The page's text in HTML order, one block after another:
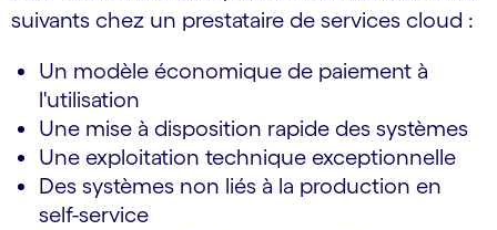
suivants chez un prestataire de services cloud :
Un modèle économique de paiement à
l'utilisation
Une mise à disposition rapide des systèmes
Une exploitation technique exceptionnelle
Des systèmes non liés à la production en
self-service